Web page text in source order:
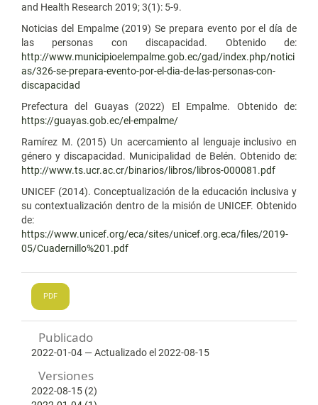
and Health Research 2019; 3(1): 5-9.
Noticias del Empalme (2019) Se prepara evento por el día de
las personas con discapacidad. Obtenido de:
http://www.municipioelempalme.gob.ec/gad/index.php/notici
as/326-se-prepara-evento-por-el-dia-de-las-personas-con-
discapacidad
Prefectura del Guayas (2022) El Empalme. Obtenido de:
https://guayas.gob.ec/el-empalme/
Ramírez M. (2015) Un acercamiento al lenguaje inclusivo en
género y discapacidad. Municipalidad de Belén. Obtenido de:
http://www.ts.ucr.ac.cr/binarios/libros/libros-000081.pdf
UNICEF (2014). Conceptualización de la educación inclusiva y
su contextualización dentro de la misión de UNICEF. Obtenido
de:
https://www.unicef.org/eca/sites/unicef.org.eca/files/2019-
05/Cuadernillo%201.pdf
PDF
Publicado
2022-01-04 — Actualizado el 2022-08-15
Versiones
2022-08-15 (2)